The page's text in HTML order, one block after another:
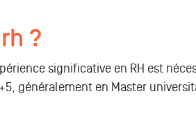
?
significative en RH est
généralement en Master